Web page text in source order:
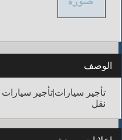
الوصف
تأجير سيارات|تأجير
نقل